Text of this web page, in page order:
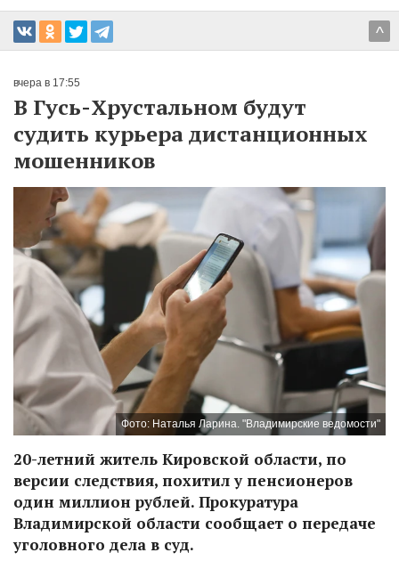
^
вчера в 17:55
В Гусь-Хрустальном будут
судить курьера дистанционных
мошенников
Фото: Наталья Ларина. "Владимирские ведомости"
20-летний житель Кировской области, по
версии следствия, похитил у пенсионеров
один миллион рублей. Прокуратура
Владимирской области сообщает о передаче
уголовного дела в суд.